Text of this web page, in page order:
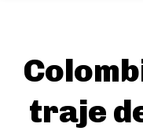
traje